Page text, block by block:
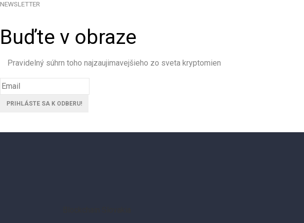
NEWSLETTER
Buďte v obraze
Pravidelný súhrn toho najzaujimavejšieho zo sveta kryptomien